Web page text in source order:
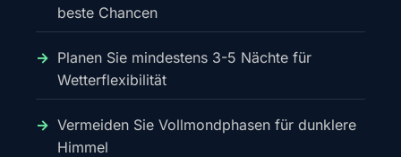
beste Chancen
Planen Sie mindestens 3-5 Nächte für
Wetterflexibilität
Vermeiden Sie Vollmondphasen für dunklere
Himmel